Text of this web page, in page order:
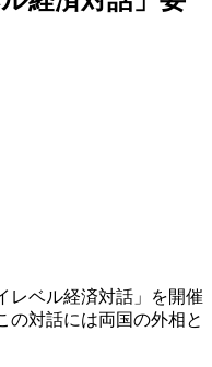
レベル経済対話」を開催
の対話には両国の外相と